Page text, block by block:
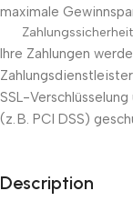
maximale
Ihre Zahlungen
SSL-
(z. B. PCI DSS)
Description